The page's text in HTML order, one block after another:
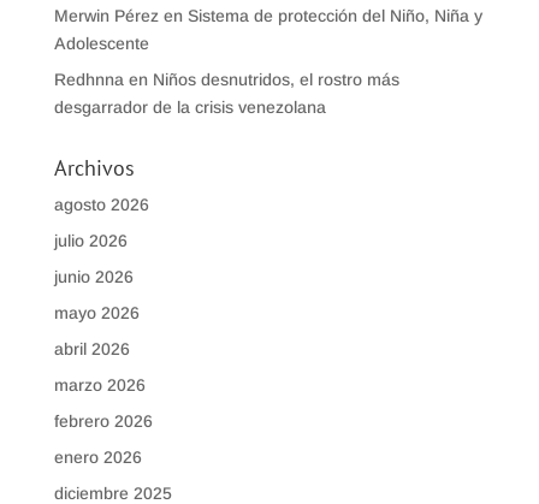
Merwin Pérez en Sistema de protección del Niño, Niña y
Adolescente
Redhnna en Niños desnutridos, el rostro más
desgarrador de la crisis venezolana
Archivos
agosto 2026
julio 2026
junio 2026
mayo 2026
abril 2026
marzo 2026
febrero 2026
enero 2026
diciembre 2025